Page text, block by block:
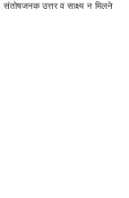
संतोषजनक उत्तर व साक्ष्य न मिलने